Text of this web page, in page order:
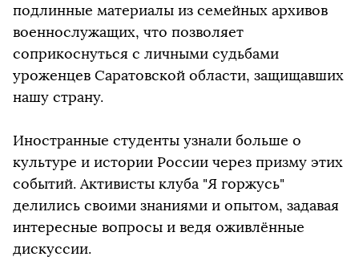
подлинные материалы из семейных архивов
военнослужащих, что позволяет
соприкоснуться с личными судьбами
уроженцев Саратовской области, защищавших
нашу страну.
Иностранные студенты узнали больше о
культуре и истории России через призму этих
событий. Активисты клуба "Я горжусь"
делились своими знаниями и опытом, задавая
интересные вопросы и ведя оживлённые
дискуссии.